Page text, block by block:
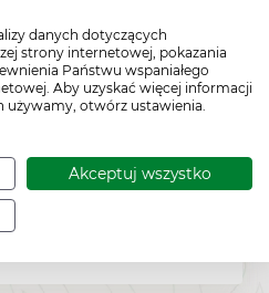
danych dotyczących
strony internetowej, pokazania
Państwu wspaniałego
Aby uzyskać więcej informacji
otwórz ustawienia.
Akceptuj wszystko